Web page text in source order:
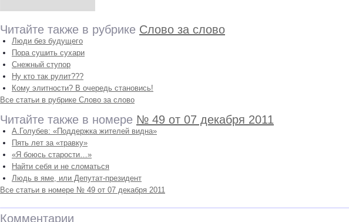
Читайте также в рубрике Слово за слово
Люди без будущего
Пора сушить сухари
Снежный ступор
Ну кто так рулит???
Кому элитности? В очередь становись!
Все статьи в рубрике Слово за слово
Читайте также в номере № 49 от 07 декабря 2011
А.Голубев: «Поддержка жителей видна»
Пять лет за «травку»
«Я боюсь старости…»
Найти себя и не сломаться
Людь в яме, или Депутат-президент
Все статьи в номере № 49 от 07 декабря 2011
Комментарии